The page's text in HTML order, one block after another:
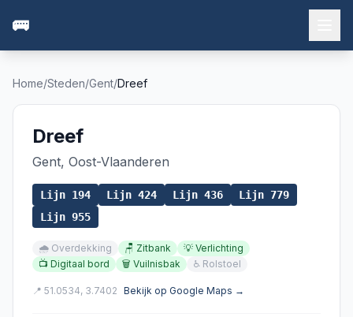
🚌
Home/Steden/Gent/Dreef
Dreef
Gent, Oost-Vlaanderen
Lijn 194 Lijn 424 Lijn 436 Lijn 779
Lijn 955
🌧️ Overdekking 🪑 Zitbank 💡 Verlichting
📺 Digitaal bord 🗑️ Vuilnisbak ♿ Rolstoel
📍 51.0534, 3.7402 Bekijk op Google Maps →